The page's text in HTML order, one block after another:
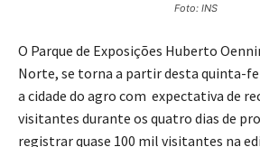
Foto: INS
O Parque de Exposições Huberto
Norte, se torna a partir desta quinta-
a cidade do agro com expectativa de
visitantes durante os quatro dias de
registrar quase 100 mil visitantes na